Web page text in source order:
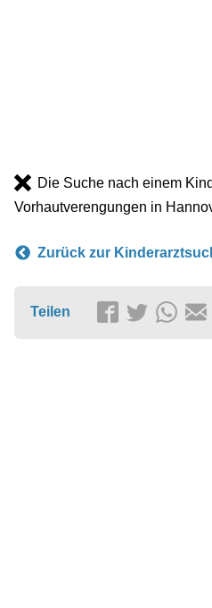
Die Suche nach einem
Vorhautverengungen in
Zurück zur
Teilen